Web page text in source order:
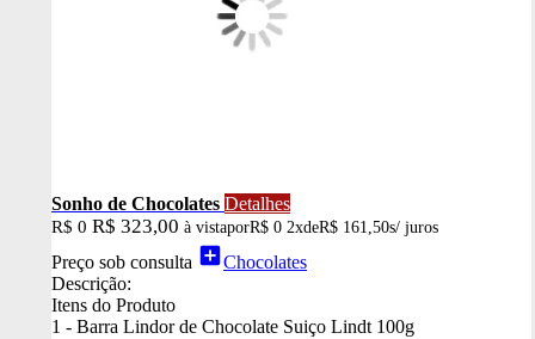
Sonho de Chocolates Detalhes
R$ 0 R$ 323,00 à vistaporR$ 0 2xdeR$ 161,50s/ juros
Preço sob consulta add_boxChocolates
Descrição:
Itens do Produto
1 - Barra Lindor de Chocolate Suiço Lindt 100g